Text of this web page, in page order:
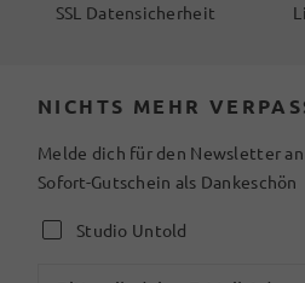
SSL Datensicherheit
NICHTS MEHR
Melde dich für den Newsletter
Sofort-Gutschein als Dankeschön
Studio Untold